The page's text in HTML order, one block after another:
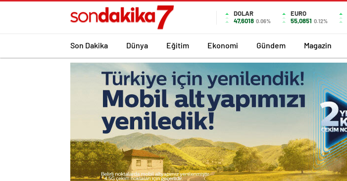
DOLAR
47,6018 0.06%
EURO
55,0851 0.12%
Son Dakika Dünya Eğitim Ekonomi Gündem Magazin